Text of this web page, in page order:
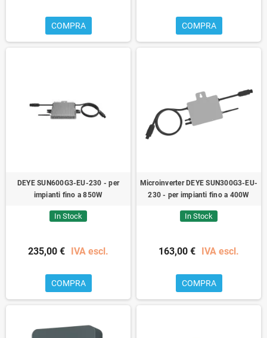
COMPRA COMPRA
DEYE SUN600G3-EU-230 - per
impianti fino a 850W
In Stock
235,00 € IVA escl.
COMPRA
Microinverter DEYE SUN300G3-EU-
230 - per impianti fino a 400W
In Stock
163,00 € IVA escl.
COMPRA